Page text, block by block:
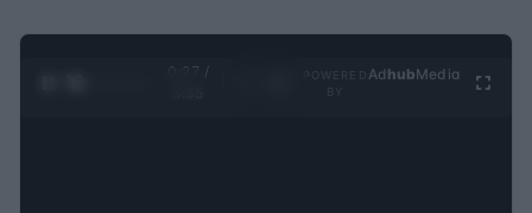
0:28 /
Ad hubMedia